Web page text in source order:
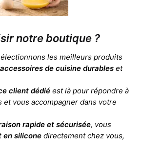
notre boutique ?
les meilleurs produits
accessoires de cuisine durables et
client dédié est là pour répondre à
et vous accompagner dans votre
rapide et sécurisée, vous
en silicone directement chez vous,